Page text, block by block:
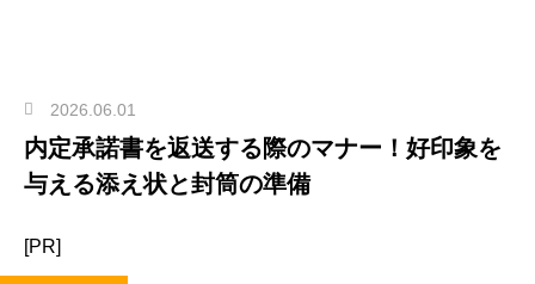
2026.06.01
内定承諾書を返送する際のマナー！好印象を
与える添え状と封筒の準備
[PR]